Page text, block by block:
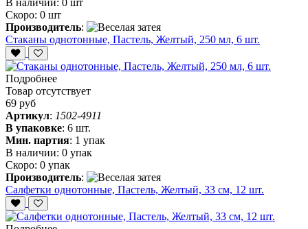
В наличии: 0 шт
Скоро: 0 шт
Производитель:
Стаканы однотонные, Пастель, Желтый, 250 мл, 6 шт.
Подробнее
Товар отсутствует
69 руб
Артикул: 1502-4911
В упаковке: 6 шт.
Мин. партия: 1 упак
В наличии: 0 упак
Скоро: 0 упак
Производитель:
Салфетки однотонные, Пастель, Желтый, 33 см, 12 шт.